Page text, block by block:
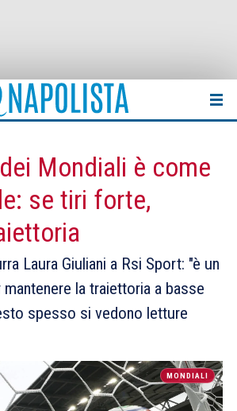
Mondiali è come
se tiri forte,
Laura Giuliani a Rsi Sport: "è un
la traiettoria a basse
spesso si vedono letture
MONDIALI